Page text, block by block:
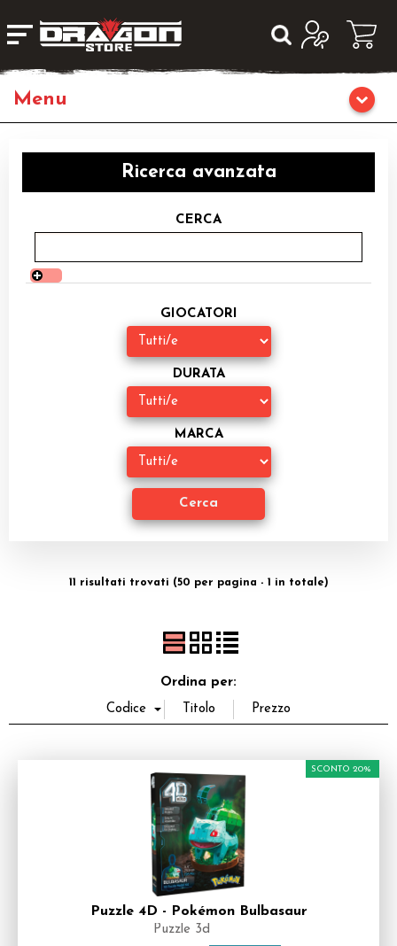
Giochi di Ruolo
Librigame
Editoria
Giochi di Carte Collezionabili
Ricerca avanzata
CERCA
GIOCATORI
DURATA
MARCA
11 risultati trovati (50 per pagina - 1 in totale)
Ordina per:
Puzzle 4D - Pokémon Bulbasaur
Puzzle 3d
SCONTO 20%